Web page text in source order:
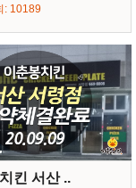
: 10189
킨 서산 ..